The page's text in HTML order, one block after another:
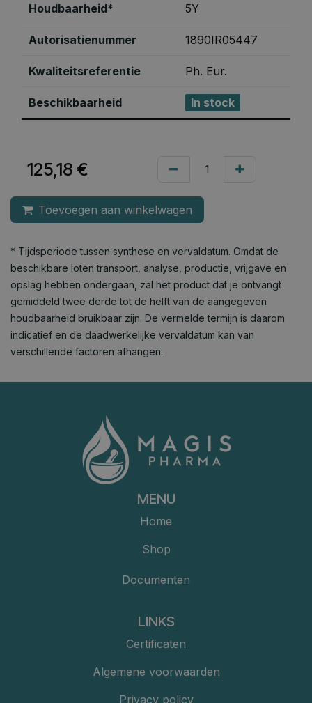
Houdbaarheid* 5Y
Autorisatienummer 1890IR05447
Kwaliteitsreferentie Ph. Eur.
Beschikbaarheid In stock
125,18 €
Toevoegen aan winkelwagen
* Tijdsperiode tussen synthese en vervaldatum. Omdat de
beschikbare loten transport, analyse, productie, vrijgave en
opslag hebben ondergaan, zal het product dat je ontvangt
gemiddeld twee derde tot de helft van de aangegeven
houdbaarheid bruikbaar zijn. De vermelde termijn is daarom
indicatief en de daadwerkelijke vervaldatum kan van
verschillende factoren afhangen.
MENU
Home
Shop
Documenten
LINKS
Certificaten
Algemene voorwaarden
Privacy policy